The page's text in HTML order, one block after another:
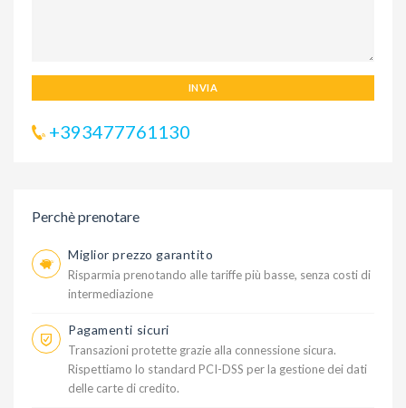
INVIA
+393477761130
Perchè prenotare
Miglior prezzo garantito
Risparmia prenotando alle tariffe più basse, senza costi di
intermediazione
Pagamenti sicuri
Transazioni protette grazie alla connessione sicura.
Rispettiamo lo standard PCI-DSS per la gestione dei dati
delle carte di credito.